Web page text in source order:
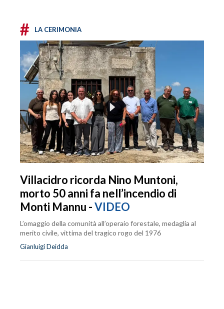
# LA CERIMONIA
Villacidro ricorda Nino Muntoni,
morto 50 anni fa nell’incendio di
Monti Mannu -VIDEO
L’omaggio della comunità all’operaio forestale, medaglia al
merito civile, vittima del tragico rogo del 1976
Gianluigi Deidda